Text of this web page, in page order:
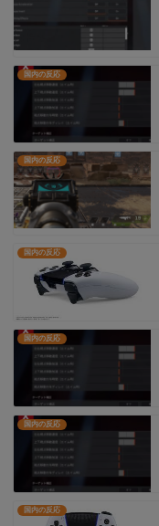
国内の反応
国内の反応
国内の反応
国内の反応
国内の反応
国内の反応